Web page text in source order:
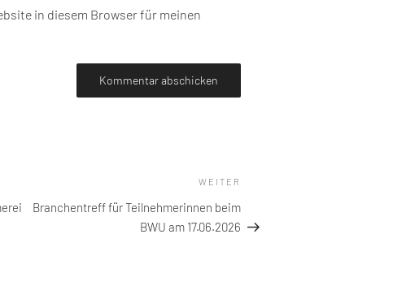
in diesem Browser für meinen
Beitrag
WEITER
Branchentreff für Teilnehmerinnen beim
BWU am 17.06.2026